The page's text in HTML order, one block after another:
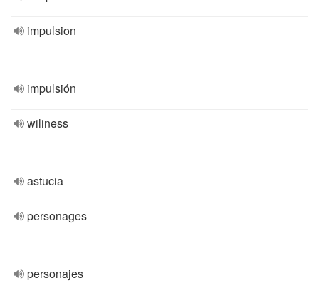
impulsion
impulsión
wiliness
astucia
personages
personajes